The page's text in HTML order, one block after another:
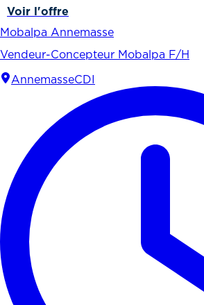
Voir l'offre
Mobalpa Annemasse
Vendeur-Concepteur Mobalpa F/H
AnnemasseCDI